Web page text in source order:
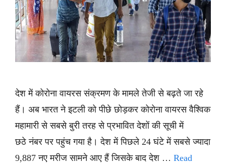
देश में कोरोना वायरस संक्रमण के मामले तेजी से बढ़ते जा रहे
हैं। अब भारत ने इटली को पीछे छोड़कर कोरोना वायरस वैश्विक
महामारी से सबसे बुरी तरह से प्रभावित देशों की सूची में
छठे नंबर पर पहुंच गया है। देश में पिछले 24 घंटे में सबसे ज्यादा
9,887 नए मरीज सामने आए हैं जिसके बाद देश … Read